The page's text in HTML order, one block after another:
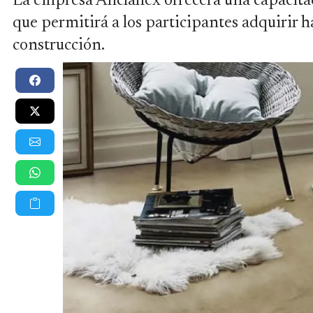
que permitirá a los participantes adquirir
construcción.